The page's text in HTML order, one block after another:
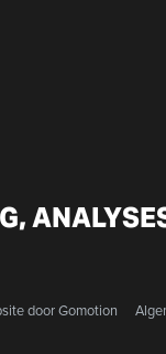
doorGomotion